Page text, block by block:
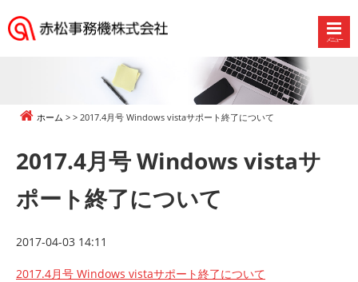
メニュー
式
社
ホーム 2017.4月号 Windows vistaサポート終了について
2017.4月号 Windows vistaサ
ポート終了について
2017-04-03 14:11
2017.4月号 Windows vistaサポート終了について